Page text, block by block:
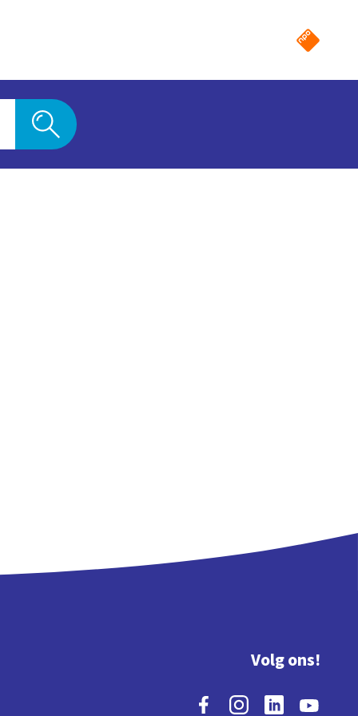
Volg ons!